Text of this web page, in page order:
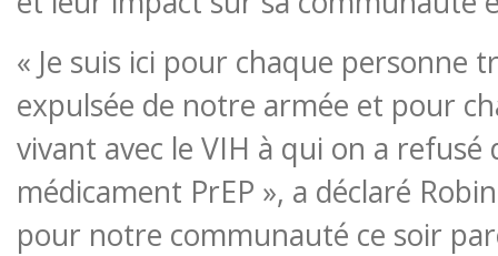
« Je suis ici pour chaque personne
expulsée de notre armée et pour
vivant avec le VIH à qui on a
médicament PrEP », a déclaré
pour notre communauté ce soir